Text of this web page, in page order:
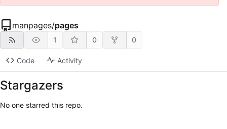
manpages/pages
1 0 0
Code Activity
Stargazers
No one starred this repo.